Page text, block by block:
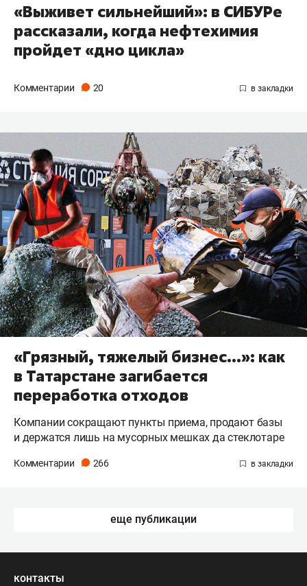
«Выживет сильнейший»: в СИБУРе
рассказали, когда нефтехимия
пройдет «дно цикла»
Комментарии 20
«Грязный, тяжелый бизнес…»: как
в Татарстане загибается
переработка отходов
Компании сокращают пункты приема, продают базы
и держатся лишь на мусорных мешках да стеклотаре
Комментарии 266
еще публикации
контакты